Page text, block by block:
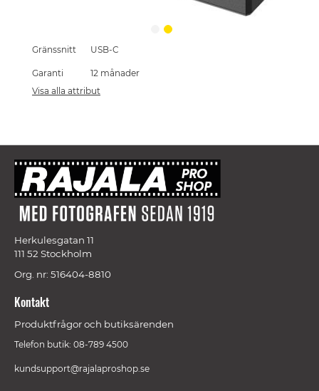
to
the
beginning
of
Gränssnitt USB-C
Garanti
12 månader
Visa alla attribut
Herkulesgatan 11
111 52 Stockholm
Org. nr: 516404-8810
Kontakt
Produktfrågor och butiksärenden
Telefon butik: 08-789 4500
kundsupport@rajalaproshop.se